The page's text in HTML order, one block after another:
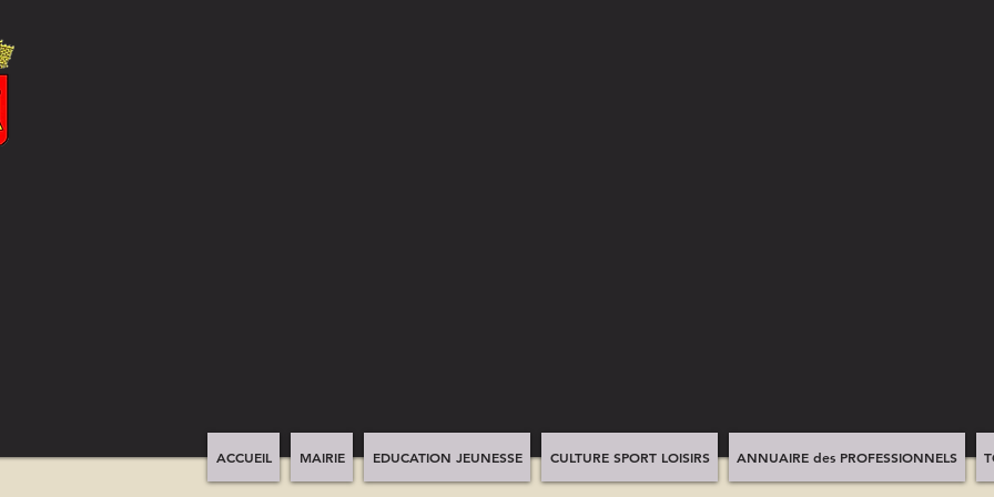
ACCUEIL MAIRIE EDUCATION JEUNESSE CULTURE SPORT LOISIRS ANNUAIRE des PROFESSIONNELS